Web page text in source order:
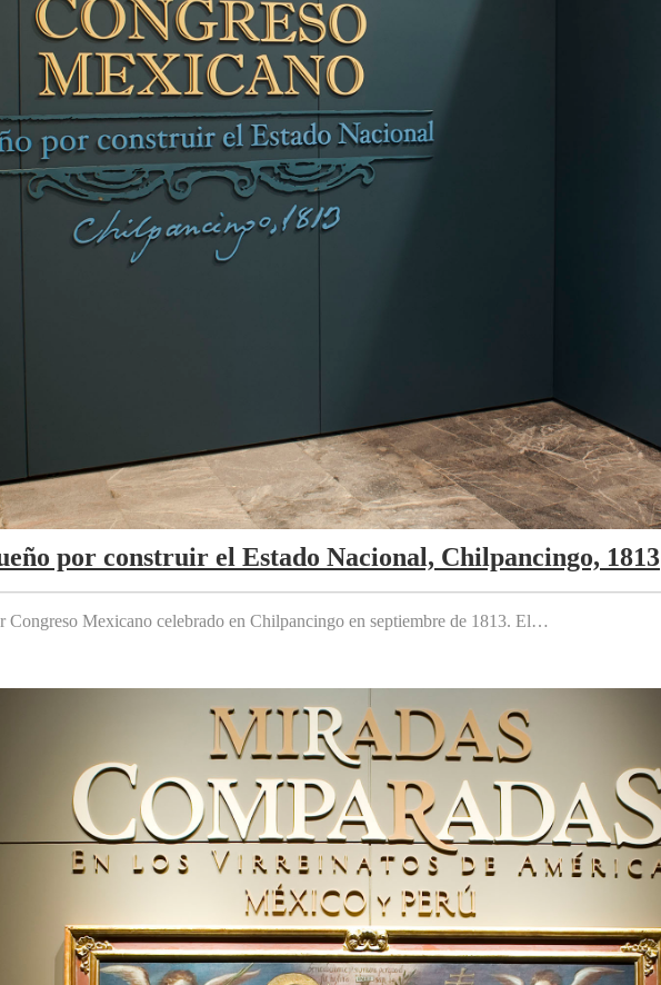
por construir el Estado Nacional, Chilpancingo, 1813
Mexicano celebrado en Chilpancingo en septiembre de 1813. El…